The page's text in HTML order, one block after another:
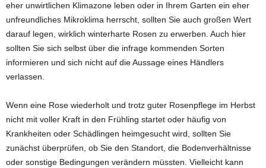
eher unwirtlichen Klimazone leben oder in Ihrem Garten ein eher
unfreundliches Mikroklima herrscht, sollten Sie auch großen Wert
darauf legen, wirklich winterharte Rosen zu erwerben. Auch hier
sollten Sie sich selbst über die infrage kommenden Sorten
informieren und sich nicht auf die Aussage eines Händlers
verlassen.
Wenn eine Rose wiederholt und trotz guter Rosenpflege im Herbst
nicht mit voller Kraft in den Frühling startet oder häufig von
Krankheiten oder Schädlingen heimgesucht wird, sollten Sie
zunächst überprüfen, ob Sie den Standort, die Bodenverhältnisse
oder sonstige Bedingungen verändern müssten. Vielleicht kann